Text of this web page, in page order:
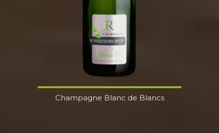
Champagne Blanc de Blancs